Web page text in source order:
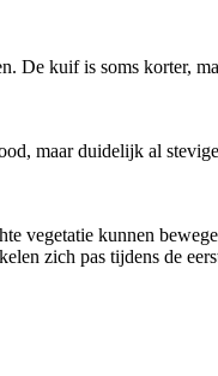
De kuif is soms korter,
maar duidelijk al
vegetatie kunnen
zich pas tijdens de